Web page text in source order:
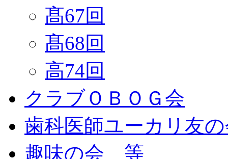
髙67回
髙68回
高74回
クラブＯＢＯＧ会
歯科医師ユーカリ友
趣味の会 等